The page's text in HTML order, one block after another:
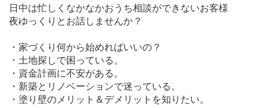
日中は忙しくなかなかおうち相談ができないお客様
夜ゆっくりとお話しませんか？
・家づくり何から始めればいいの？
・土地探しで困っている。
・資金計画に不安がある。
・新築とリノベーションで迷っている。
・塗り壁のメリット＆デメリットを知りたい。